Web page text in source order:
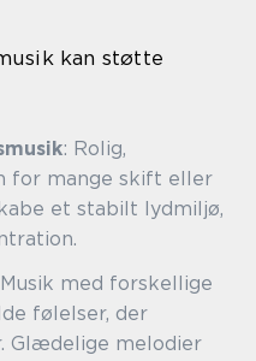
kan støtte
: Rolig,
for mange skift eller
et stabilt lydmiljø,
med forskellige
følelser, der
Glædelige melodier